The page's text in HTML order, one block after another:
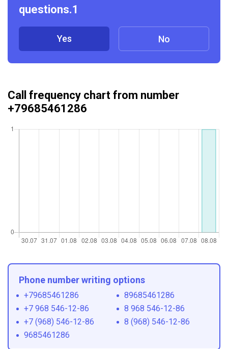
questions.1
Yes No
Call frequency chart from number
+79685461286
Phone number writing options
+79685461286
89685461286
+7 968 546-12-86
8 968 546-12-86
+7 (968) 546-12-86
8 (968) 546-12-86
9685461286